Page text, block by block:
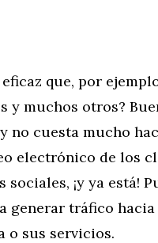
que, por
y muchos otros?
no cuesta mucho
electrónico de los
¡y ya está!
generar tráfico
o sus servicios.